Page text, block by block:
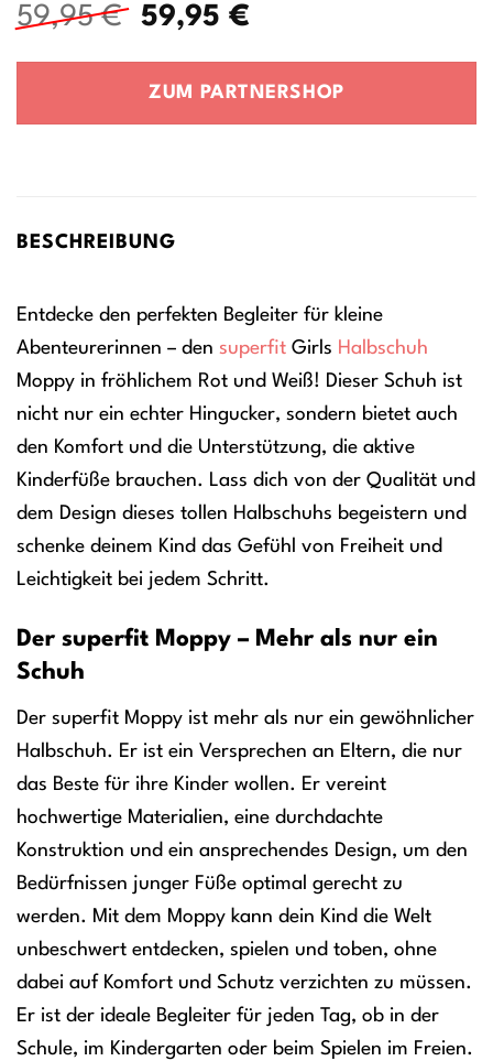
59,95€
Ursprünglicher
war:
59,95 €Aktueller
ist:
ZUM PARTNERSHOP
BESCHREIBUNG
Entdecke den perfekten Begleiter für kleine
Abenteurerinnen – den superfit Girls Halbschuh
Moppy in fröhlichem Rot und Weiß! Dieser Schuh ist
nicht nur ein echter Hingucker, sondern bietet auch
den Komfort und die Unterstützung, die aktive
Kinderfüße brauchen. Lass dich von der Qualität und
dem Design dieses tollen Halbschuhs begeistern und
schenke deinem Kind das Gefühl von Freiheit und
Leichtigkeit bei jedem Schritt.
Der superfit Moppy – Mehr als nur ein
Schuh
Der superfit Moppy ist mehr als nur ein gewöhnlicher
Halbschuh. Er ist ein Versprechen an Eltern, die nur
das Beste für ihre Kinder wollen. Er vereint
hochwertige Materialien, eine durchdachte
Konstruktion und ein ansprechendes Design, um den
Bedürfnissen junger Füße optimal gerecht zu
werden. Mit dem Moppy kann dein Kind die Welt
unbeschwert entdecken, spielen und toben, ohne
dabei auf Komfort und Schutz verzichten zu müssen.
Er ist der ideale Begleiter für jeden Tag, ob in der
Schule, im Kindergarten oder beim Spielen im Freien.